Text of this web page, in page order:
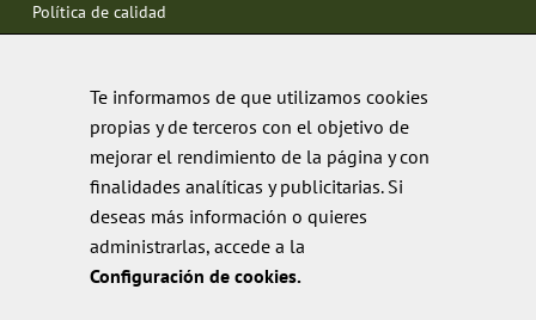
Política de calidad
Te informamos de que utilizamos cookies
propias y de terceros con el objetivo de
mejorar el rendimiento de la página y con
finalidades analíticas y publicitarias. Si
deseas más información o quieres
administrarlas, accede a la
Configuración de cookies.